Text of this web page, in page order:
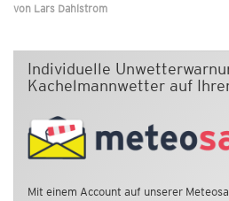
von Lars Dahlstrom
Individuelle
Kachelmannwetter auf
Mit einem Account auf unserer